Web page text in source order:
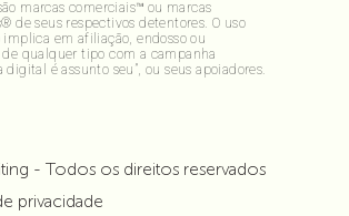
marcas comerciais™ ou marcas
de seus respectivos detentores. O uso
implica em afiliação, endosso ou
de qualquer tipo com a campanha
digital é assunto seu”, ou seus apoiadores.
- Todos os direitos reservados
privacidade